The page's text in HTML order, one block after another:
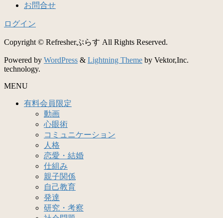
お問合せ
ログイン
Copyright © Refresherぷらす All Rights Reserved.
Powered by WordPress & Lightning Theme by Vektor,Inc.
technology.
MENU
有料会員限定
動画
心眼術
コミュニケーション
人格
恋愛・結婚
仕組み
親子関係
自己教育
発達
研究・考察